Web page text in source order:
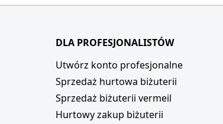
DLA PROFESJONALISTÓW
Utwórz konto profesjonalne
Sprzedaż hurtowa biżuterii
Sprzedaż biżuterii vermeil
Hurtowy zakup biżuterii